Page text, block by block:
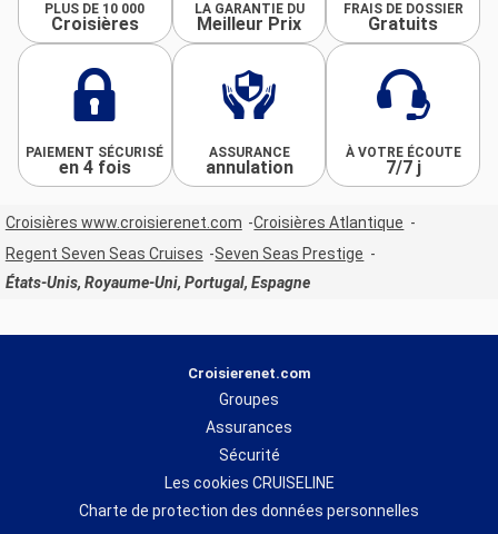
PLUS DE 10 000
Croisières
LA GARANTIE DU
Meilleur Prix
FRAIS DE DOSSIER
Gratuits
PAIEMENT SÉCURISÉ
en 4 fois
ASSURANCE
annulation
À VOTRE ÉCOUTE
7/7 j
Croisières www.croisierenet.com
Croisières Atlantique
Regent Seven Seas Cruises
Seven Seas Prestige
États-Unis, Royaume-Uni, Portugal, Espagne
Croisierenet.com
Groupes
Assurances
Sécurité
Les cookies CRUISELINE
Charte de protection des données personnelles